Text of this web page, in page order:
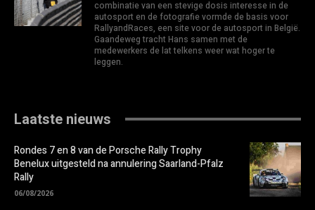
combinatie van een stevige dosis interesse in de
autosport en de fotografie vormde de basis voor
RallyandRaces, een site voor de autosport in België.
Gaandeweg tracht Hans samen met de
medewerkers de lat telkens weer wat hoger te
leggen.
Laatste nieuws
Rondes 7 en 8 van de Porsche Rally Trophy
Benelux uitgesteld na annulering Saarland-Pfalz
Rally
06/08/2026